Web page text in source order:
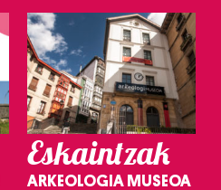
Eskaintzak
ARKEOLOGIA MUSEOA